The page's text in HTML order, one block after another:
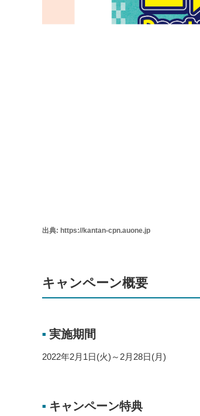
出典: https://kantan-cpn.auone.jp
キャンペーン概要
■ 実施期間
2022年2月1日(火)～2月28日(月)
■ キャンペーン特典